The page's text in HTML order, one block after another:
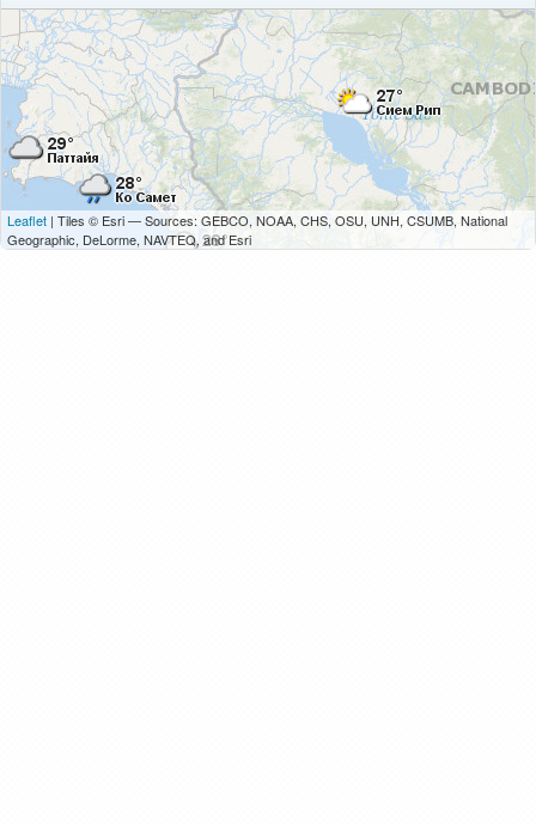
Leaflet | Tiles © Esri — Sources: GEBCO, NOAA, CHS, OSU, UNH, CSUMB, National
Geographic, DeLorme, NAVTEQ, and Esri